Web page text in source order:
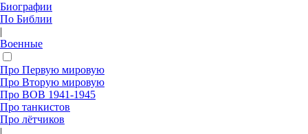
Биографии
По Библии
|
Военные
Про Первую мировую
Про Вторую мировую
Про ВОВ 1941-1945
Про танкистов
Про лётчиков
|